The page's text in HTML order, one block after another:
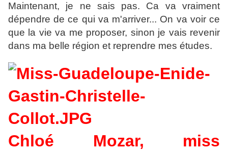
Maintenant, je ne sais pas. Ca va vraiment
dépendre de ce qui va m'arriver... On va voir ce
que la vie va me proposer, sinon je vais revenir
dans ma belle région et reprendre mes études.
Chloé Mozar, miss